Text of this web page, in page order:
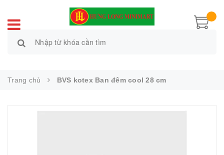
Trang chủ BVS kotex Ban đêm cool 28 cm